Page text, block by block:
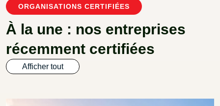
ORGANISATIONS CERTIFIÉES
À la une : nos entreprises
récemment certifiées
Afficher tout